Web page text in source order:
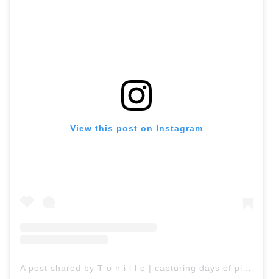
View this post on Instagram
A post shared by T o n i l l e | capturing days of play 💫 (@the_gorman_lane)